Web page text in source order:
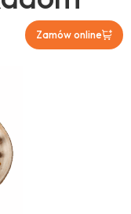
Zamów online